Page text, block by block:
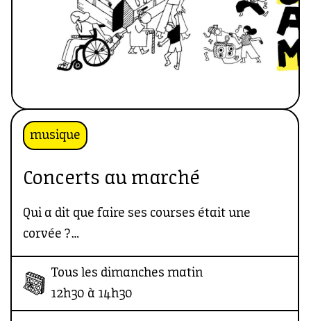
musique
Concerts au marché
Qui a dit que faire ses courses était une
corvée ?
À Communale, le marché se veut aussi bien
gourmand que musical.
Tous les dimanches matin
12h30 à 14h30